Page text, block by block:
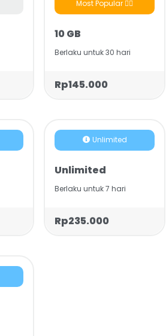
Most Popular 👍🏻
10 GB
Berlaku untuk 30 hari
Rp145.000
Unlimited
Unlimited
Berlaku untuk 7 hari
Rp235.000